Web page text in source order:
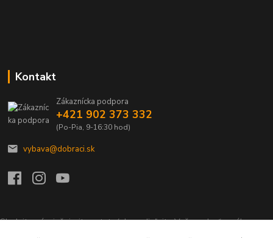
Kontakt
Zákaznícka podpora
+421 902 373 332
(Po-Pia, 9-16:30 hod)
vybava@dobraci.sk
Sledujte nás, inšpirujte ostatných a zdieľajte Vašu radosť z nákupu a